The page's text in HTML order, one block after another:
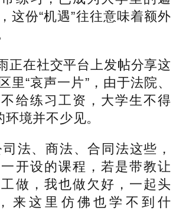
这份“机遇”往往意味着额外
在社交平台上发帖分享这
里“哀声一片”，由于法院、
给练习工资，大学生不得
环境并不少见。
、商法、合同法这些，
开设的课程，若是带教让
做，我也做欠好，一起头
来这里仿佛也学不到什